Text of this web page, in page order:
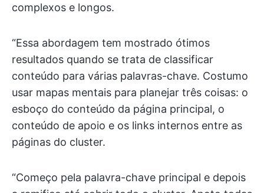
complexos e longos.
“Essa abordagem tem mostrado ótimos
resultados quando se trata de classificar
conteúdo para várias palavras-chave. Costumo
usar mapas mentais para planejar três coisas: o
esboço do conteúdo da página principal, o
conteúdo de apoio e os links internos entre as
páginas do cluster.
“Começo pela palavra-chave principal e depois